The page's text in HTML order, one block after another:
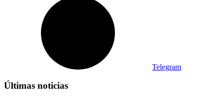
Telegram
Últimas noticias